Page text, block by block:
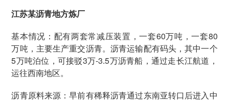
江苏某沥青地方炼厂
基本情况：配有两套常减压装置，一套60万吨，一套80
万吨，主要生产重交沥青。沥青运输配有码头，其中一个
5万吨泊位，可接驳3万-3.5万沥青船，通过走长江航道，
运往西南地区。
沥青原料来源：早前有稀释沥青通过东南亚转口后进入中